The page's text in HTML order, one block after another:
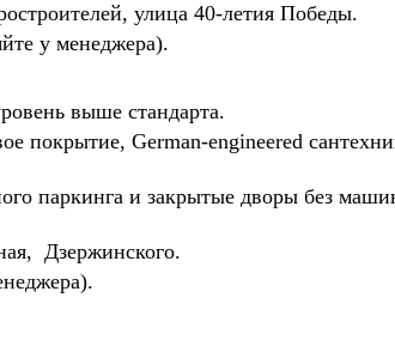
улица 40-летия Победы.
у менеджера).
выше стандарта.
покрытие, German-engineered
паркинга и закрытые дворы без
Дзержинского.